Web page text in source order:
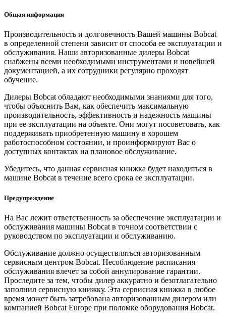
Общая информация
Производительность и долговечность Вашей машины Bobcat
в определенной степени зависит от способа ее эксплуатации и
обслуживания. Наши авторизованные дилеры Bobcat
снабжены всеми необходимыми инструментами и новейшей
документацией, а их сотрудники регулярно проходят
обучение.
Дилеры Bobcat обладают необходимыми знаниями для того,
чтобы объяснить Вам, как обеспечить максимальную
производительность, эффективность и надежность машины
при ее эксплуатации на объекте. Они могут посоветовать, как
поддерживать приобретенную машину в хорошем
работоспособном состоянии, и проинформируют Вас о
доступных контактах на плановое обслуживание.
Убедитесь, что данная сервисная книжка будет находиться в
машине Bobcat в течение всего срока ее эксплуатации.
Предупреждение
На Вас лежит ответственность за обеспечение эксплуатации и
обслуживания машины Bobcat в точном соответствии с
руководством по эксплуатации и обслуживанию.
Обслуживание должно осуществляться авторизованным
сервисным центром Bobcat. Несоблюдение расписания
обслуживания влечет за собой аннулирование гарантии.
Проследите за тем, чтобы дилер аккуратно и безотлагательно
заполнил сервисную книжку. Эта сервисная книжка в любое
время может быть затребована авторизованным дилером или
компанией Bobcat Europe при поломке оборудования Bobcat.